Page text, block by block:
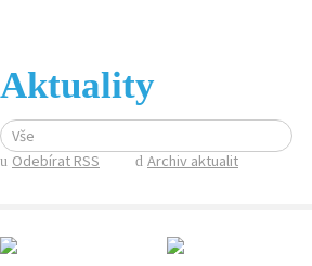
Aktuality
Vše
Odebírat RSS
Archiv aktualit